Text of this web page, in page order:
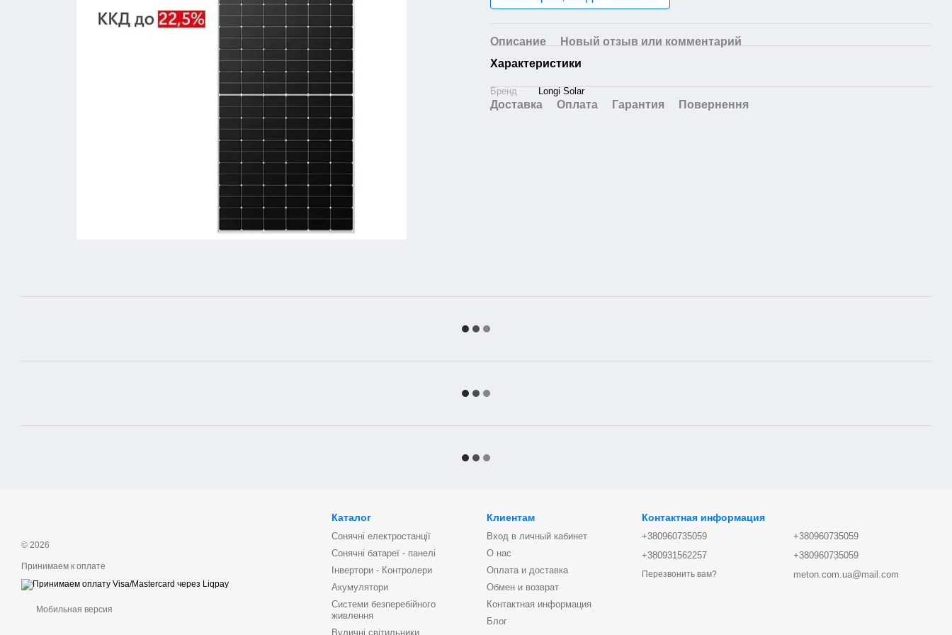
Описание
Новый отзыв или комментарий
Характеристики
Бренд Longi Solar
Доставка Оплата Гарантия Повернення
© 2026
Принимаем к оплате
Мобильная версия
Каталог
Сонячні електростанції
Сонячні батареї - панелі
Інвертори - Контролери
Акумулятори
Системи безперебійного
живлення
Вуличні світильники
Клиентам
Вход в личный кабинет
О нас
Оплата и доставка
Обмен и возврат
Контактная информация
Блог
Контактная информация
+380960735059
+380931562257
Перезвонить вам?
+380960735059
+380960735059
meton.com.ua@mail.com